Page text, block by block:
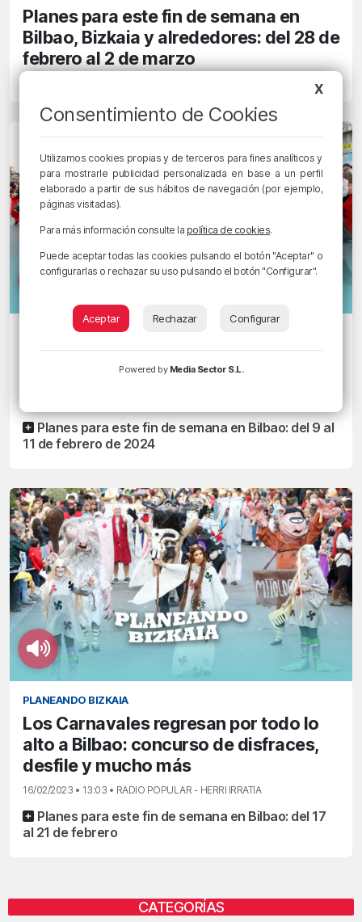
Planes para este fin de semana en
Bilbao, Bizkaia y alrededores: del 28 de
febrero al 2 de marzo
PLANEANDO BIZKAIA
Este fin de semana: Carnaval,
Carnaval... Carnaval te quiero
Planes para este fin de semana en Bilbao: del 9 al
11 de febrero de 2024
PLANEANDO BIZKAIA
Los Carnavales regresan por todo lo
alto a Bilbao: concurso de disfraces,
desfile y mucho más
16/02/2023 • 13:03 • RADIO POPULAR - HERRI IRRATIA
Planes para este fin de semana en Bilbao: del 17
al 21 de febrero
CATEGORÍAS
X
Consentimiento de Cookies
Utilizamos cookies propias y de terceros para fines analíticos y
para mostrarle publicidad personalizada en base a un perfil
elaborado a partir de sus hábitos de navegación (por ejemplo,
páginas visitadas).
Para más información consulte la política de cookies.
Puede aceptar todas las cookies pulsando el botón "Aceptar" o
configurarlas o rechazar su uso pulsando el botón "Configurar".
Aceptar Rechazar Configurar
Powered by Media Sector S.L.